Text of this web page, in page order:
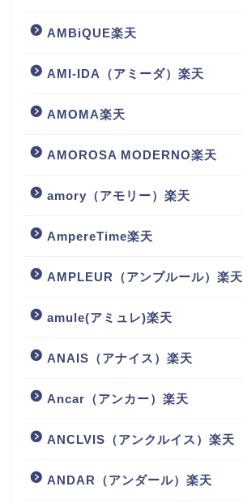
AMBiQUE楽天
AMI-IDA（アミーダ）楽天
AMOMA楽天
AMOROSA MODERNO楽天
amory（アモリー）楽天
AmpereTime楽天
AMPLEUR（アンプルール）楽天
amule(アミュレ)楽天
ANAIS（アナイス）楽天
Ancar（アンカー）楽天
ANCLVIS（アンクルイス）楽天
ANDAR（アンダール）楽天